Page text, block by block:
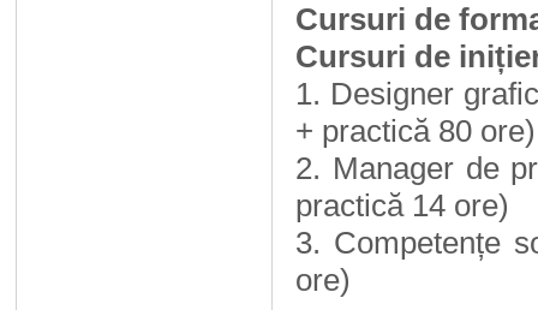
Cursuri de
Cursuri de
1. Designer
+ practică 80 ore)
2. Manager de
practică 14 ore)
3. Competențe
ore)